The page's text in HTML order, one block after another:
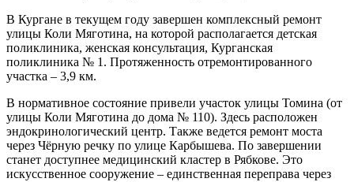
В Кургане в текущем году завершен комплексный ремонт
улицы Коли Мяготина, на которой располагается детская
поликлиника, женская консультация, Курганская
поликлиника № 1. Протяженность отремонтированного
участка – 3,9 км.
В нормативное состояние привели участок улицы Томина (от
улицы Коли Мяготина до дома № 110). Здесь расположен
эндокринологический центр. Также ведется ремонт моста
через Чёрную речку по улице Карбышева. По завершении
станет доступнее медицинский кластер в Рябкове. Это
искусственное сооружение – единственная переправа через